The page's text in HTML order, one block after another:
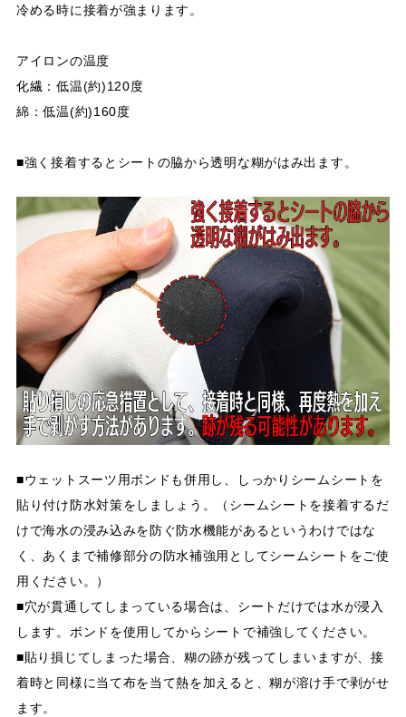
冷める時に接着が強まります。​​​​​​​
アイロンの温度
化繊：低温(約)120度
綿：低温(約)160度​​​​​​​
■強く接着するとシートの脇から透明な糊がはみ出ます。
■ウェットスーツ用ボンドも併用し、しっかりシームシートを
貼り付け防水対策をしましょう。（シームシートを接着するだ
けで海水の浸み込みを防ぐ防水機能があるというわけではな
く、あくまで補修部分の防水補強用としてシームシートをご使
用ください。）
■穴が貫通してしまっている場合は、シートだけでは水が浸入
します。ボンドを使用してからシートで補強してください。
■貼り損じてしまった場合、糊の跡が残ってしまいますが、接
着時と同様に当て布を当て熱を加えると、糊が溶け手で剥がせ
ます。